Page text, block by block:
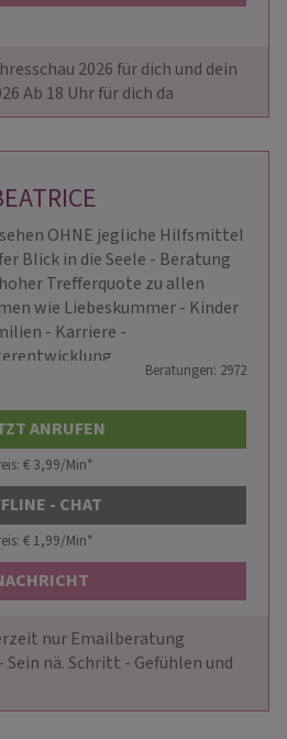
2026 für dich und dein
Ab 18 Uhr für dich da
OHNE jegliche Hilfsmittel
Blick in die Seele - Beratung
Trefferquote zu allen
wie Liebeskummer - Kinder
- Karriere -
Beratungen: 2972
ANRUFEN
€ 3,99/Min*
- CHAT
€ 1,99/Min*
nur Emailberatung
nä. Schritt - Gefühlen und